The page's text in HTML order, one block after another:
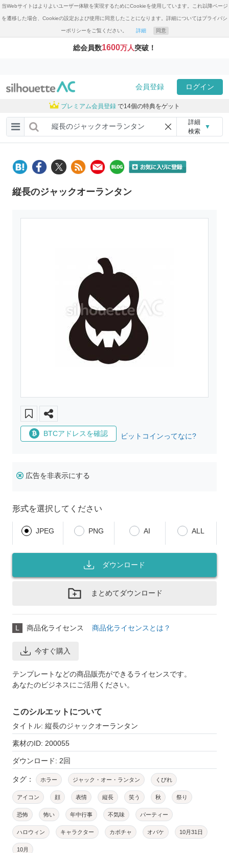
当Webサイトはよりよいユーザー体験を実現するためにCookieを使用しています。これ以降ページ
を遷移した場合、Cookieの設定および使用に同意したことになります。詳細についてはプライバシ
ーポリシーをご覧ください。 詳細 同意
総会員数1600万人突破！
会員登録 ログイン
プレミアム会員登録 で14個の特典をゲット
詳細
検索
▼
縦長のジャックオーランタン
BTCアドレスを確認 ビットコインってなに?
広告を非表示にする
形式を選択してください
JPEG PNG AI ALL
ダウンロード
まとめてダウンロード
L 商品化ライセンス 商品化ライセンスとは？
今すぐ購入
テンプレートなどの商品販売ができるライセンスです。
あなたのビジネスにご活用ください。
このシルエットについて
タイトル: 縦長のジャックオーランタン
素材のID: 200055
ダウンロード: 2回
タグ： ホラー ジャック・オー・ランタン くびれ
アイコン 顔 表情 縦長 笑う 秋 祭り
恐怖 怖い 年中行事 不気味 パーティー
ハロウィン キャラクター カボチャ オバケ 10月31日
10月